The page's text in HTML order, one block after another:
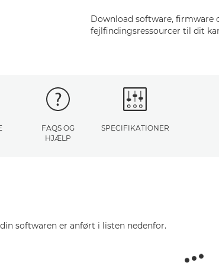
Download software, firmware
fejlfindingsressourcer til dit
FAQS OG
HJÆLP
SPECIFIKATIONER
softwaren er anført i listen nedenfor.